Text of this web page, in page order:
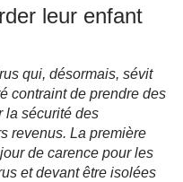
leur enfant
qui, désormais, sévit
contraint de prendre des
la sécurité des
revenus. La première
de carence pour les
et devant être isolées